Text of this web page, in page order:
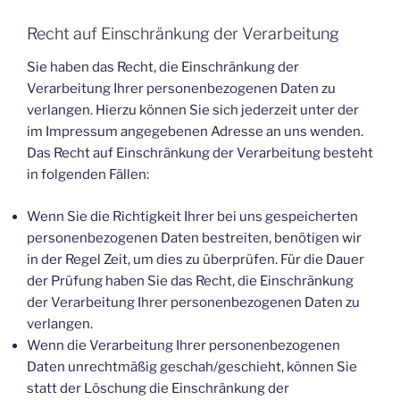
Recht auf Einschränkung der Verarbeitung
Sie haben das Recht, die Einschränkung der
Verarbeitung Ihrer personenbezogenen Daten zu
verlangen. Hierzu können Sie sich jederzeit unter der
im Impressum angegebenen Adresse an uns wenden.
Das Recht auf Einschränkung der Verarbeitung besteht
in folgenden Fällen:
Wenn Sie die Richtigkeit Ihrer bei uns gespeicherten
personenbezogenen Daten bestreiten, benötigen wir
in der Regel Zeit, um dies zu überprüfen. Für die Dauer
der Prüfung haben Sie das Recht, die Einschränkung
der Verarbeitung Ihrer personenbezogenen Daten zu
verlangen.
Wenn die Verarbeitung Ihrer personenbezogenen
Daten unrechtmäßig geschah/geschieht, können Sie
statt der Löschung die Einschränkung der